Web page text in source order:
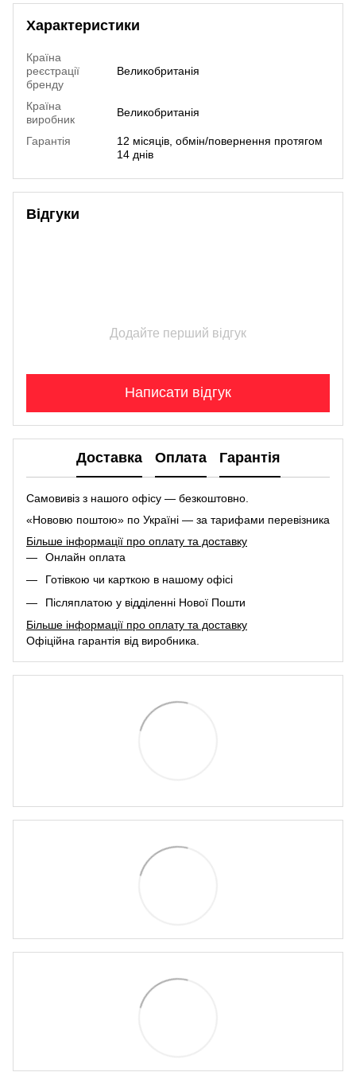
Характеристики
Країна
реєстрації
бренду
Великобританія
Країна
виробник
Великобританія
Гарантія
12 місяців, обмін/повернення протягом
14 днів
Відгуки
Додайте перший відгук
Написати відгук
Доставка Оплата Гарантія
Самовивіз з нашого офісу — безкоштовно.
«Нововю поштою» по Україні — за тарифами перевізника
Більше інформації про оплату та доставку
Онлайн оплата
Готівкою чи карткою в нашому офісі
Післяплатою у відділенні Нової Пошти
Більше інформації про оплату та доставку
Офіційна гарантія від виробника.